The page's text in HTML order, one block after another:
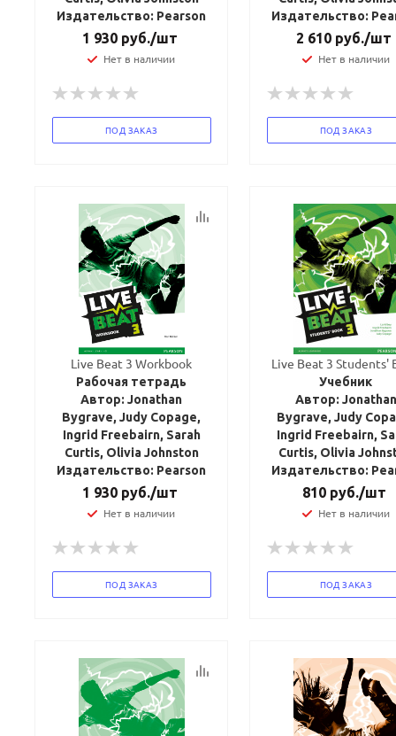
Издательство: Pearson
1 930руб./шт
Нет в наличии
ПОД ЗАКАЗ
Издательство:
2 610 руб./шт
Нет в наличии
ПОД ЗАКАЗ
Live Beat 3 Workbook
Рабочая тетрадь
Автор: Jonathan
Bygrave, Judy Copage,
Ingrid Freebairn, Sarah
Curtis, Olivia Johnston
Издательство: Pearson
1 930руб./шт
Нет в наличии
ПОД ЗАКАЗ
Live Beat 3 Students'
Учебник
Автор: Jonathan
Bygrave, Judy
Ingrid Freebairn,
Curtis, Olivia
Издательство:
810руб./шт
Нет в наличии
ПОД ЗАКАЗ